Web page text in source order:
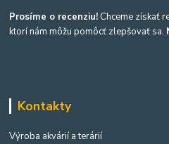
Prosíme o recenziu! Chceme získať
ktorí nám môžu pomôcť zlepšovať sa.
Kontakty
Výroba akvárií a terárií